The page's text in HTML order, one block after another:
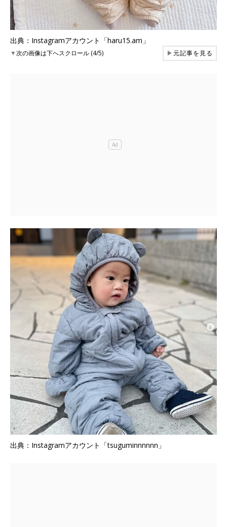
出典：Instagramアカウント「haru15.am」
▼次の画像は下へスクロール (4/5) ▶元記事を見る
出典：Instagramアカウント「tsuguminnnnnn」